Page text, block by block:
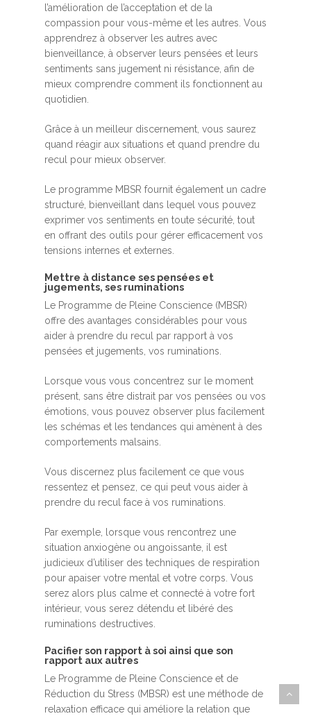
l’amélioration de l’acceptation et de la
compassion pour vous-même et les autres. Vous
apprendrez à observer les autres avec
bienveillance, à observer leurs pensées et leurs
sentiments sans jugement ni résistance, afin de
mieux comprendre comment ils fonctionnent au
quotidien.
Grâce à un meilleur discernement, vous saurez
quand réagir aux situations et quand prendre du
recul pour mieux observer.
Le programme MBSR fournit également un cadre
structuré, bienveillant dans lequel vous pouvez
exprimer vos sentiments en toute sécurité, tout
en offrant des outils pour gérer efficacement vos
tensions internes et externes.
Mettre à distance ses pensées et
jugements, ses ruminations
Le Programme de Pleine Conscience (MBSR)
offre des avantages considérables pour vous
aider à prendre du recul par rapport à vos
pensées et jugements, vos ruminations.
Lorsque vous vous concentrez sur le moment
présent, sans être distrait par vos pensées ou vos
émotions, vous pouvez observer plus facilement
les schémas et les tendances qui amènent à des
comportements malsains.
Vous discernez plus facilement ce que vous
ressentez et pensez, ce qui peut vous aider à
prendre du recul face à vos ruminations.
Par exemple, lorsque vous rencontrez une
situation anxiogène ou angoissante, il est
judicieux d’utiliser des techniques de respiration
pour apaiser votre mental et votre corps. Vous
serez alors plus calme et connecté à votre fort
intérieur, vous serez détendu et libéré des
ruminations destructives.
Pacifier son rapport à soi ainsi que son
rapport aux autres
Le Programme de Pleine Conscience et de
Réduction du Stress (MBSR) est une méthode de
relaxation efficace qui améliore la relation que